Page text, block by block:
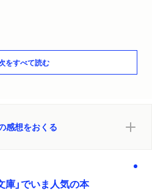
をすべて読む
感想をおくる
庫」でいま人気の本